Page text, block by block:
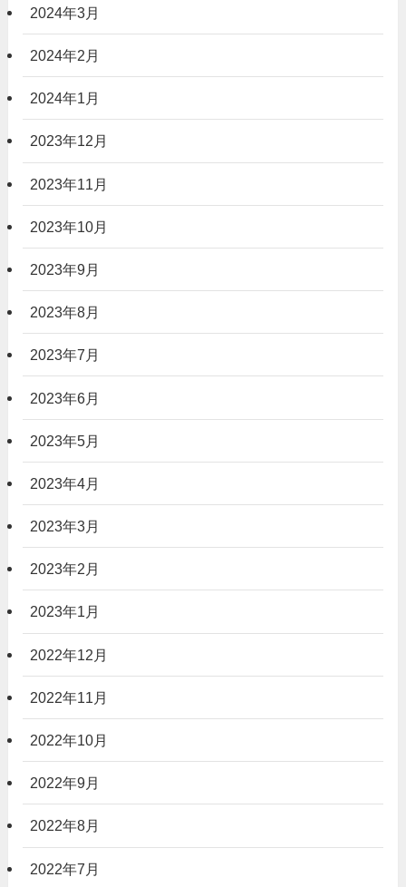
2024年3月
2024年2月
2024年1月
2023年12月
2023年11月
2023年10月
2023年9月
2023年8月
2023年7月
2023年6月
2023年5月
2023年4月
2023年3月
2023年2月
2023年1月
2022年12月
2022年11月
2022年10月
2022年9月
2022年8月
2022年7月